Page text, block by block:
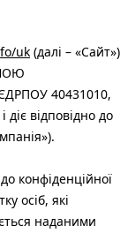
uk (далі – «Сайт»)
40431010,
відповідно до
конфіденційної
осіб, які
наданими